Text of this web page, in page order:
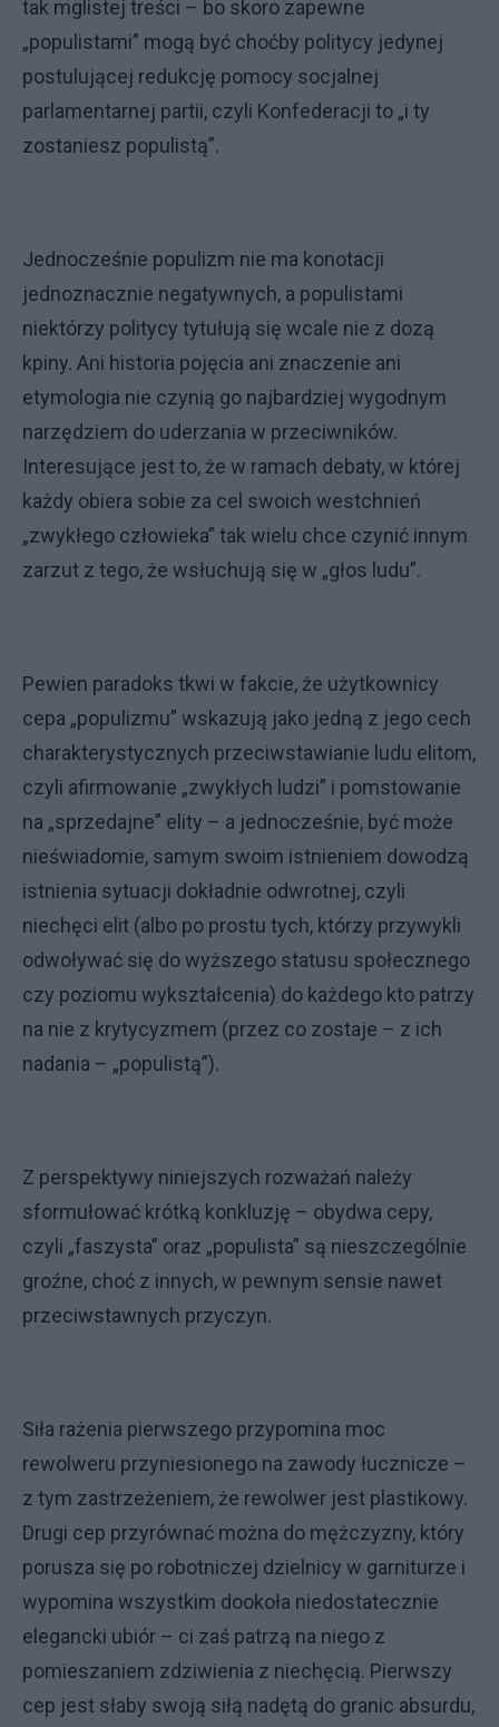
tak mglistej treści – bo skoro zapewne
„populistami” mogą być choćby politycy jedynej
postulującej redukcję pomocy socjalnej
parlamentarnej partii, czyli Konfederacji to „i ty
zostaniesz populistą”.
Jednocześnie populizm nie ma konotacji
jednoznacznie negatywnych, a populistami
niektórzy politycy tytułują się wcale nie z dozą
kpiny. Ani historia pojęcia ani znaczenie ani
etymologia nie czynią go najbardziej wygodnym
narzędziem do uderzania w przeciwników.
Interesujące jest to, że w ramach debaty, w której
każdy obiera sobie za cel swoich westchnień
„zwykłego człowieka” tak wielu chce czynić innym
zarzut z tego, że wsłuchują się w „głos ludu”.
Pewien paradoks tkwi w fakcie, że użytkownicy
cepa „populizmu” wskazują jako jedną z jego cech
charakterystycznych przeciwstawianie ludu elitom,
czyli afirmowanie „zwykłych ludzi” i pomstowanie
na „sprzedajne” elity – a jednocześnie, być może
nieświadomie, samym swoim istnieniem dowodzą
istnienia sytuacji dokładnie odwrotnej, czyli
niechęci elit (albo po prostu tych, którzy przywykli
odwoływać się do wyższego statusu społecznego
czy poziomu wykształcenia) do każdego kto patrzy
na nie z krytycyzmem (przez co zostaje – z ich
nadania – „populistą”).
Z perspektywy niniejszych rozważań należy
sformułować krótką konkluzję – obydwa cepy,
czyli „faszysta” oraz „populista” są nieszczególnie
groźne, choć z innych, w pewnym sensie nawet
przeciwstawnych przyczyn.
Siła rażenia pierwszego przypomina moc
rewolweru przyniesionego na zawody łucznicze –
z tym zastrzeżeniem, że rewolwer jest plastikowy.
Drugi cep przyrównać można do mężczyzny, który
porusza się po robotniczej dzielnicy w garniturze i
wypomina wszystkim dookoła niedostatecznie
elegancki ubiór – ci zaś patrzą na niego z
pomieszaniem zdziwienia z niechęcią. Pierwszy
cep jest słaby swoją siłą nadętą do granic absurdu,